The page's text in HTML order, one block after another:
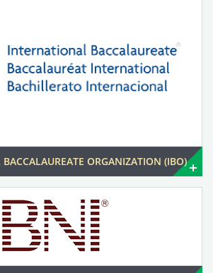
ORGANIZATION (IBO)